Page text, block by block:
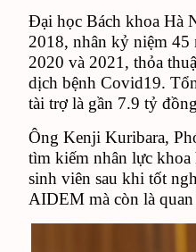
Đại học Bách khoa Hà
2018, nhân kỷ niệm 45
2020 và 2021, thỏa
dịch bệnh Covid19.
tài trợ là gần 7.9 tỷ
Ông Kenji Kuribara,
tìm kiếm nhân lực khoa
sinh viên sau khi tốt
AIDEM mà còn là